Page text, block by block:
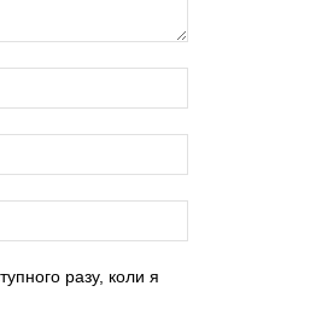
разу, коли я